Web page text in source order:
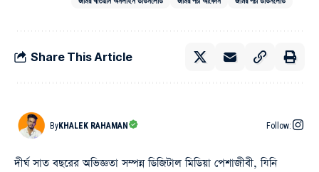
Share This Article
ByKHALEK RAHAMAN Follow:
দীর্ঘ সাত বছরের অভিজ্ঞতা সম্পন্ন ডিজিটাল মিডিয়া পেশাজীবী, যিনি